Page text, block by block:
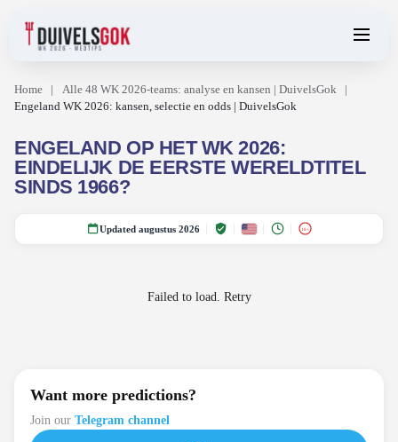
Home Alle 48 WK 2026-teams: analyse en kansen | DuivelsGok
Engeland WK 2026: kansen, selectie en odds | DuivelsGok
ENGELAND OP HET WK 2026:
EINDELIJK DE EERSTE WERELDTITEL
SINDS 1966?
Updated augustus 2026 18+
Failed to load. Retry
Want more predictions?
Join our Telegram channel